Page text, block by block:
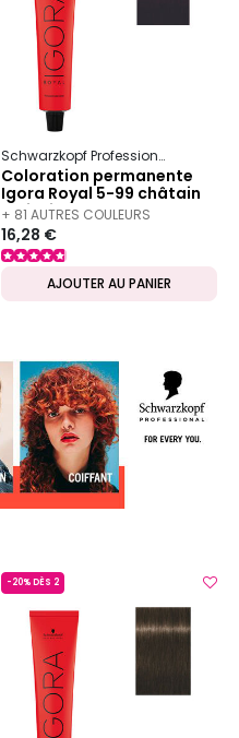
Royal Schwarzkopf Professional
Coloration permanente
Igora Royal 5-99 châtain
clair violet extra
+ 81 AUTRES COULEURS
DISPONIBLES
16,28 €
AJOUTER AU PANIER
-20% DÈS 2